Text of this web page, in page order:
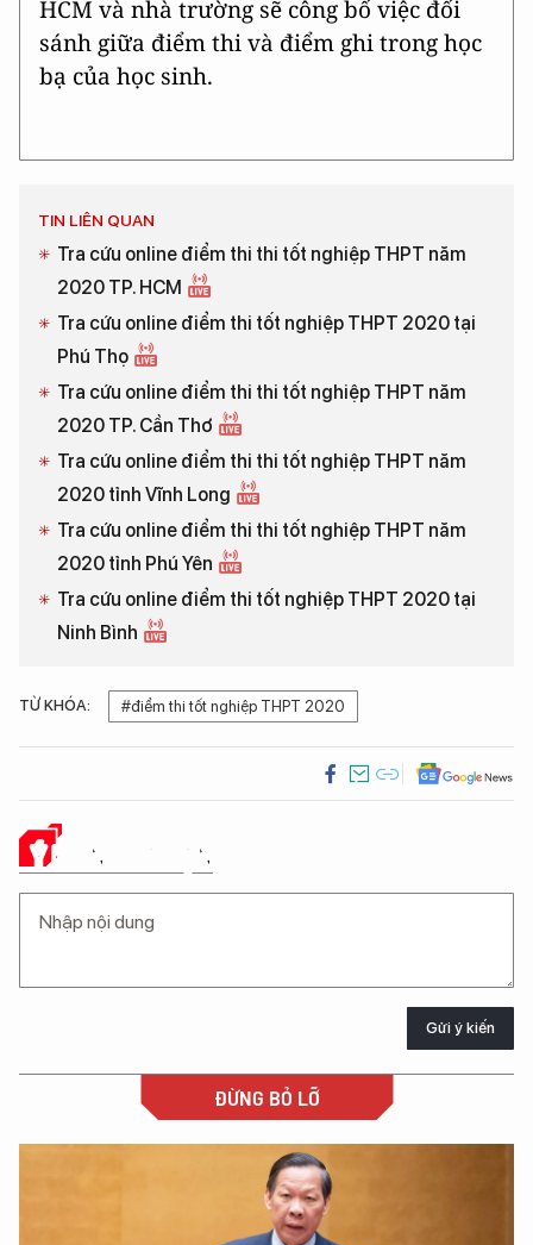
HCM và nhà trường sẽ công bố việc đối
sánh giữa điểm thi và điểm ghi trong học
bạ của học sinh.
TIN LIÊN QUAN
Tra cứu online điểm thi thi tốt nghiệp THPT năm
2020 TP. HCM
Tra cứu online điểm thi tốt nghiệp THPT 2020 tại
Phú Thọ
Tra cứu online điểm thi thi tốt nghiệp THPT năm
2020 TP. Cần Thơ
Tra cứu online điểm thi thi tốt nghiệp THPT năm
2020 tỉnh Vĩnh Long
Tra cứu online điểm thi thi tốt nghiệp THPT năm
2020 tỉnh Phú Yên
Tra cứu online điểm thi tốt nghiệp THPT 2020 tại
Ninh Bình
TỪ KHÓA: #điểm thi tốt nghiệp THPT 2020
Ý KIẾN CỦA BẠN
Gửi ý kiến
ĐỪNG BỎ LỠ